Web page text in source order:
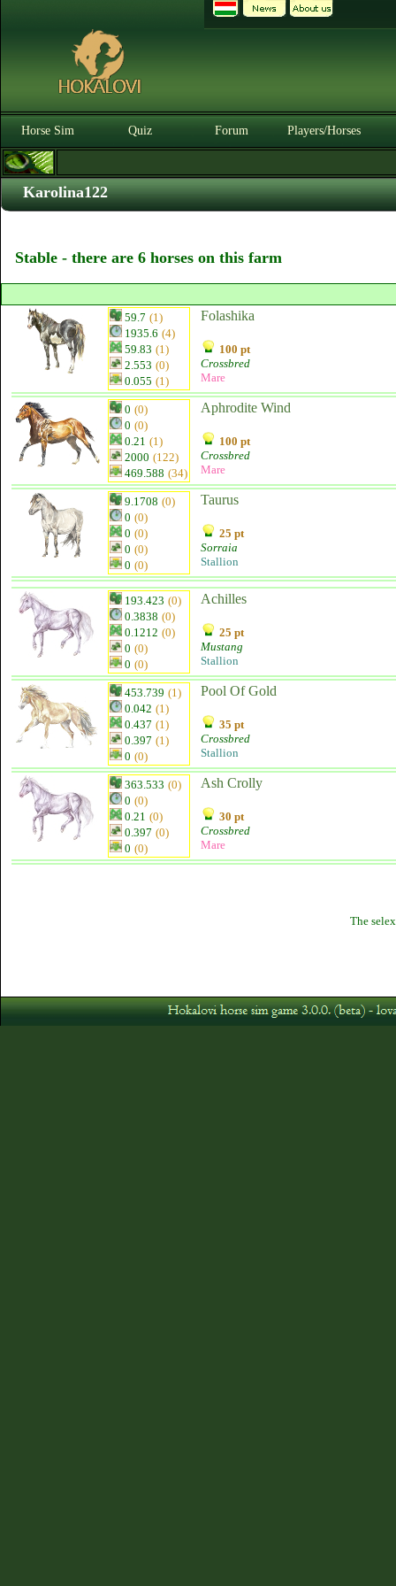
Horse Sim Quiz Forum Players/Horses
Karolina122
Stable - there are 6 horses on this farm
59.7 (1)
1935.6 (4)
59.83 (1)
2.553 (0)
0.055 (1)
Folashika
100 pt
Crossbred
Mare
0 (0)
0 (0)
0.21 (1)
2000 (122)
469.588 (34)
Aphrodite Wind
100 pt
Crossbred
Mare
9.1708 (0)
0 (0)
0 (0)
0 (0)
0 (0)
Taurus
25 pt
Sorraia
Stallion
193.423 (0)
0.3838 (0)
0.1212 (0)
0 (0)
0 (0)
Achilles
25 pt
Mustang
Stallion
453.739 (1)
0.042 (1)
0.437 (1)
0.397 (1)
0 (0)
Pool Of Gold
35 pt
Crossbred
Stallion
363.533 (0)
0 (0)
0.21 (0)
0.397 (0)
0 (0)
Ash Crolly
30 pt
Crossbred
Mare
The